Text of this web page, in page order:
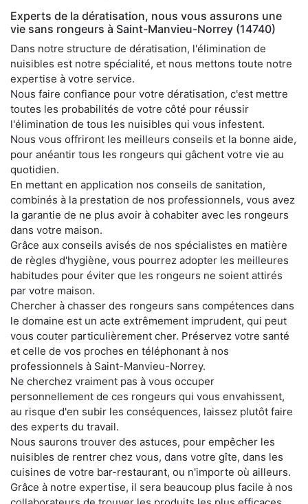
Experts de la dératisation, nous vous assurons une
vie sans rongeurs à Saint-Manvieu-Norrey (14740)
Dans notre structure de dératisation, l'élimination de
nuisibles est notre spécialité, et nous mettons toute notre
expertise à votre service.
Nous faire confiance pour votre dératisation, c'est mettre
toutes les probabilités de votre côté pour réussir
l'élimination de tous les nuisibles qui vous infestent.
Nous vous offriront les meilleurs conseils et la bonne aide,
pour anéantir tous les rongeurs qui gâchent votre vie au
quotidien.
En mettant en application nos conseils de sanitation,
combinés à la prestation de nos professionnels, vous avez
la garantie de ne plus avoir à cohabiter avec les rongeurs
dans votre maison.
Grâce aux conseils avisés de nos spécialistes en matière
de règles d'hygiène, vous pourrez adopter les meilleures
habitudes pour éviter que les rongeurs ne soient attirés
par votre maison.
Chercher à chasser des rongeurs sans compétences dans
le domaine est un acte extrêmement imprudent, qui peut
vous couter particulièrement cher. Préservez votre santé
et celle de vos proches en téléphonant à nos
professionnels à Saint-Manvieu-Norrey.
Ne cherchez vraiment pas à vous occuper
personnellement de ces rongeurs qui vous envahissent,
au risque d'en subir les conséquences, laissez plutôt faire
des experts du travail.
Nous saurons trouver des astuces, pour empêcher les
nuisibles de rentrer chez vous, dans votre gîte, dans les
cuisines de votre bar-restaurant, ou n'importe où ailleurs.
Grâce à notre expertise, il sera beaucoup plus facile à nos